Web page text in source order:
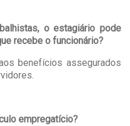
o estagiário pode
recebe o funcionário?
benefícios assegurados
empregatício?